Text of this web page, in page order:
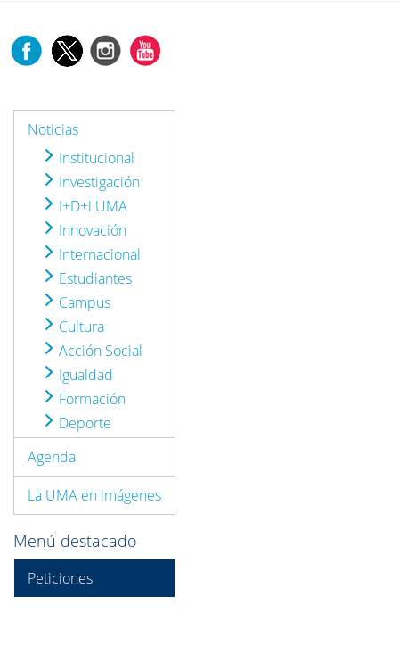
Noticias
Institucional
Investigación
I+D+i UMA
Innovación
Internacional
Estudiantes
Campus
Cultura
Acción Social
Igualdad
Formación
Deporte
Agenda
La UMA en imágenes
Menú destacado
Peticiones